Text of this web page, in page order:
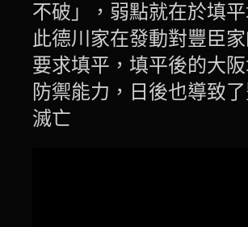
不破」，弱點就在於填
此德川家在發動對豐臣
要求填平，填平後的大
防禦能力，日後也導致
滅亡